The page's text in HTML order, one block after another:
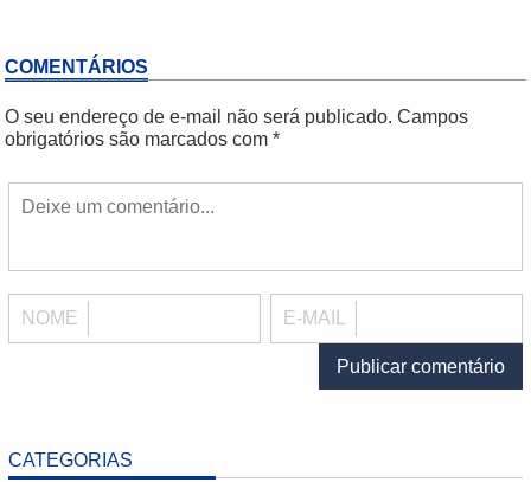
CATEGORIAS
COMENTÁRIOS
O seu endereço de e-mail não será publicado. Campos
obrigatórios são marcados com *
NOME E-MAIL